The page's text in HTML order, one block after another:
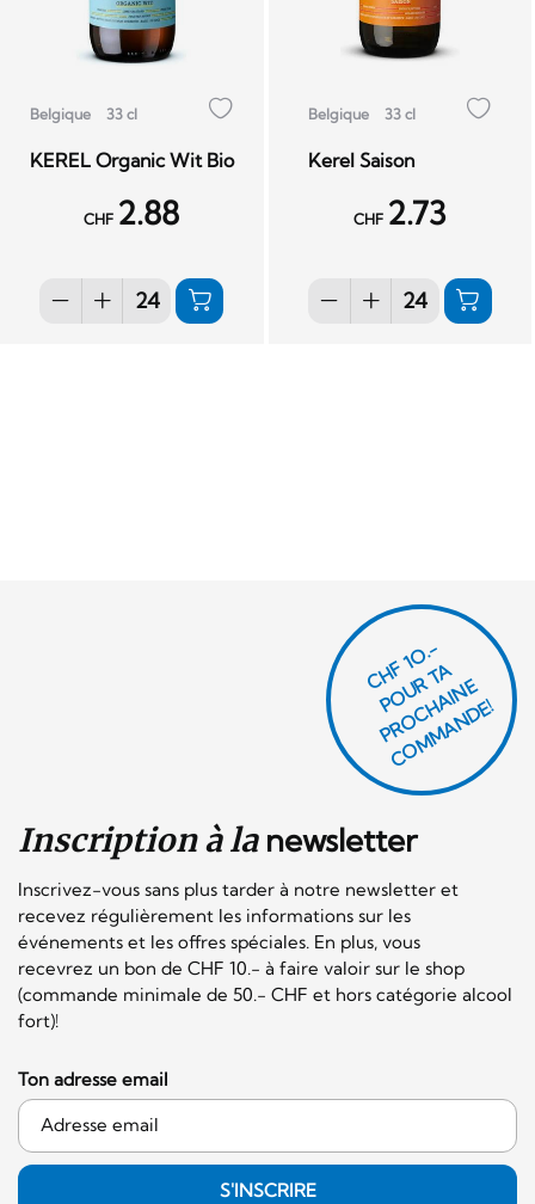
Belgique 33 cl
KEREL Organic Wit Bio
CHF 2.88
Belgique 33 cl
Kerel Saison
CHF 2.73
Inscription à lanewsletter
Inscrivez-vous sans plus tarder à notre newsletter et
recevez régulièrement les informations sur les
événements et les offres spéciales. En plus, vous
recevrez un bon de CHF 10.- à faire valoir sur le shop
(commande minimale de 50.- CHF et hors catégorie alcool
fort)!
CHF 1O.-
P
O
U
R
T
A
P
R
O
C
H
AI
N
E
C
O
M
M
A
N
D
E!
Ton adresse email
S'INSCRIRE